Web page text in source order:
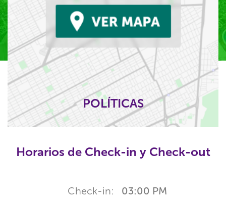
POLÍTICAS
Horarios de Check-in y Check-out
Check-in: 03:00 PM